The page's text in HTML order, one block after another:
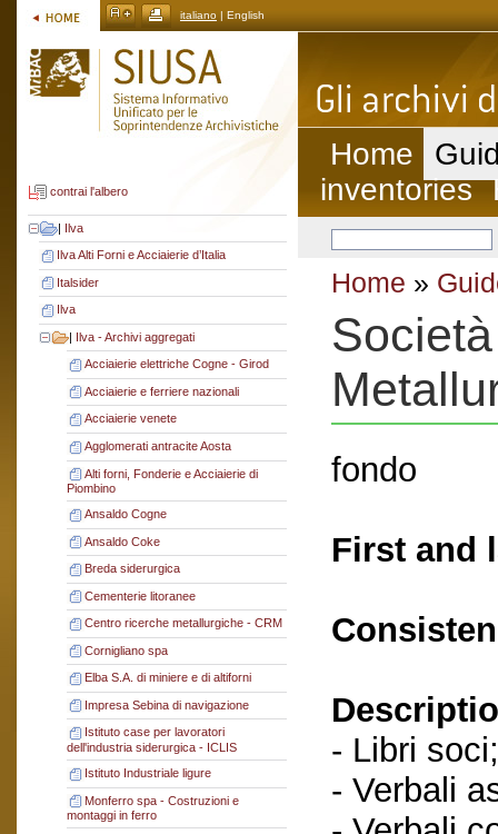
italiano | English
contrai l'albero
| Ilva
Ilva Alti Forni e Acciaierie d’Italia
Italsider
Ilva
| Ilva - Archivi aggregati
Acciaierie elettriche Cogne - Girod
Acciaierie e ferriere nazionali
Acciaierie venete
Agglomerati antracite Aosta
Alti forni, Fonderie e Acciaierie di
Piombino
Ansaldo Cogne
Ansaldo Coke
Breda siderurgica
Cementerie litoranee
Centro ricerche metallurgiche - CRM
Cornigliano spa
Elba S.A. di miniere e di altiforni
Impresa Sebina di navigazione
Istituto case per lavoratori
dell'industria siderurgica - ICLIS
Istituto Industriale ligure
Monferro spa - Costruzioni e
montaggi in ferro
Home
inventories
Home »
fondo
First and
- Libri soci;
- Verbali